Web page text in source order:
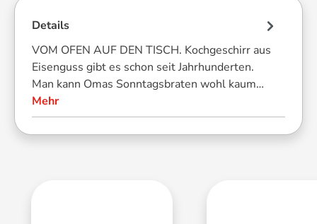
Details
VOM OFEN AUF DEN TISCH. Kochgeschirr aus
Eisenguss gibt es schon seit Jahrhunderten.
Man kann Omas Sonntagsbraten wohl kaum…
Mehr